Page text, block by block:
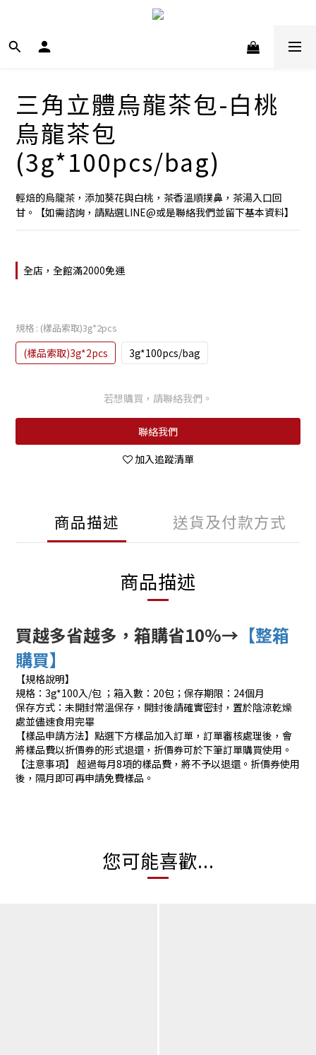
三角立體烏龍茶包-白桃
烏龍茶包
(3g*100pcs/bag)
輕焙的烏龍茶，添加葵花與白桃，茶香溫順撲鼻，茶湯入口回
甘。【如需諮詢，請點選LINE@或是聯絡我們並留下基本資料】
全店，全館滿2000免運
規格 : (樣品索取)3g*2pcs
(樣品索取)3g*2pcs 3g*100pcs/bag
若想購買，請聯絡我們。
聯絡我們
加入追蹤清單
商品描述 送貨及付款方式
商品描述
買越多省越多，箱購省10%→ 【整箱
購買】
【規格說明】
規格：3g*100入/包 ；箱入數：20包；保存期限：24個月
保存方式：未開封常溫保存，開封後請確實密封，置於陰涼乾燥
處並儘速食用完畢
【樣品申請方法】點選下方樣品加入訂單，訂單審核處理後，會
將樣品費以折價券的形式退還，折價券可於下筆訂單購買使用。
【注意事項】 超過每月8項的樣品費，將不予以退還。折價券使用
後，隔月即可再申請免費樣品。
您可能喜歡...